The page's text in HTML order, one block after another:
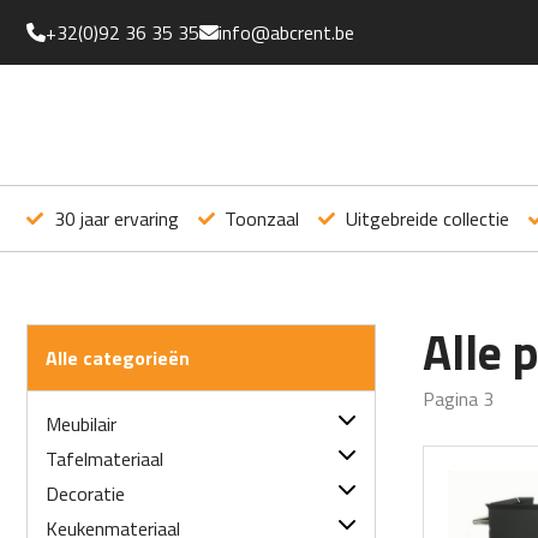
+32(0)92 36 35 35 info@abcrent.be
30 jaar ervaring Toonzaal Uitgebreide collectie
Alle categorieën
Meubilair
Tafels
Statafels
Sokkels
Tafelmateriaal
Linnen
Servetten
Bestek
Decoratie
Diverse deco
Keukenmateriaal
Alle
Pagina 3